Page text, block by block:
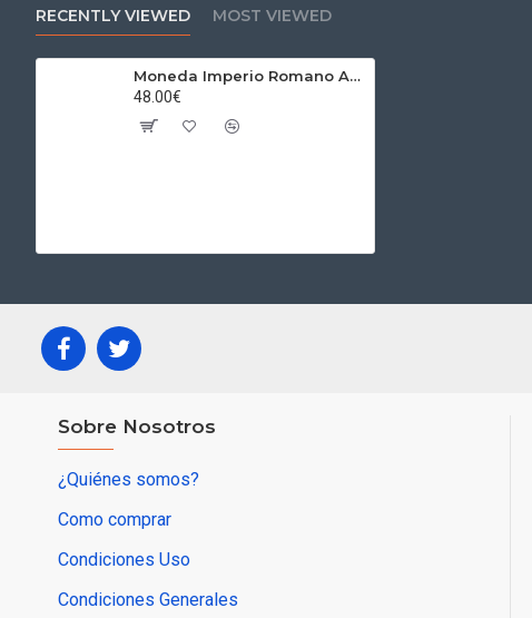
RECENTLY VIEWED MOST VIEWED
Moneda Imperio Romano As Julia Mamaea 224 d.C.
48.00€
Sobre Nosotros
¿Quiénes somos?
Como comprar
Condiciones Uso
Condiciones Generales